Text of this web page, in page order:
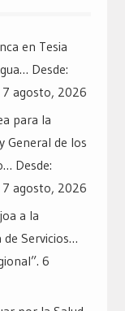
en Tesia
Desde:
7 agosto, 2026
para la
General de los
Desde:
7 agosto, 2026
a la
Servicios…
6